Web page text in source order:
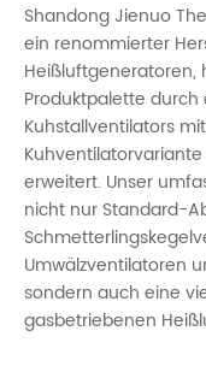
Shandong Jienuo
ein renommierter
Heißluftgeneratoren,
Produktpalette
Kuhstallventilators
erweitert. Unser
nicht nur Standard-
Umwälzventilatoren
sondern auch eine
gasbetriebenen